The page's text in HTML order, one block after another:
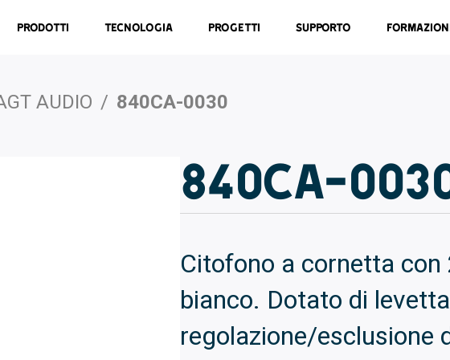
Prodotti Tecnologia Progetti Supporto
AUDIO / 840CA-0030
840CA-
Citofono a cornetta con
bianco. Dotato di
regolazione/esclusione